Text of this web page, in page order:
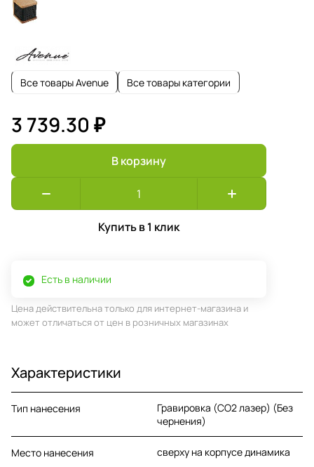
Все товары Avenue Все товары категории
3 739.30 ₽
В корзину
Купить в 1 клик
Есть в наличии
Цена действительна только для интернет-магазина и
может отличаться от цен в розничных магазинах
Характеристики
Тип нанесения
Гравировка (CO2 лазер) (Без
чернения)
Место нанесения сверху на корпусе динамика